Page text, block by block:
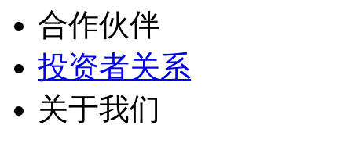
合作伙伴
投资者关系
关于我们